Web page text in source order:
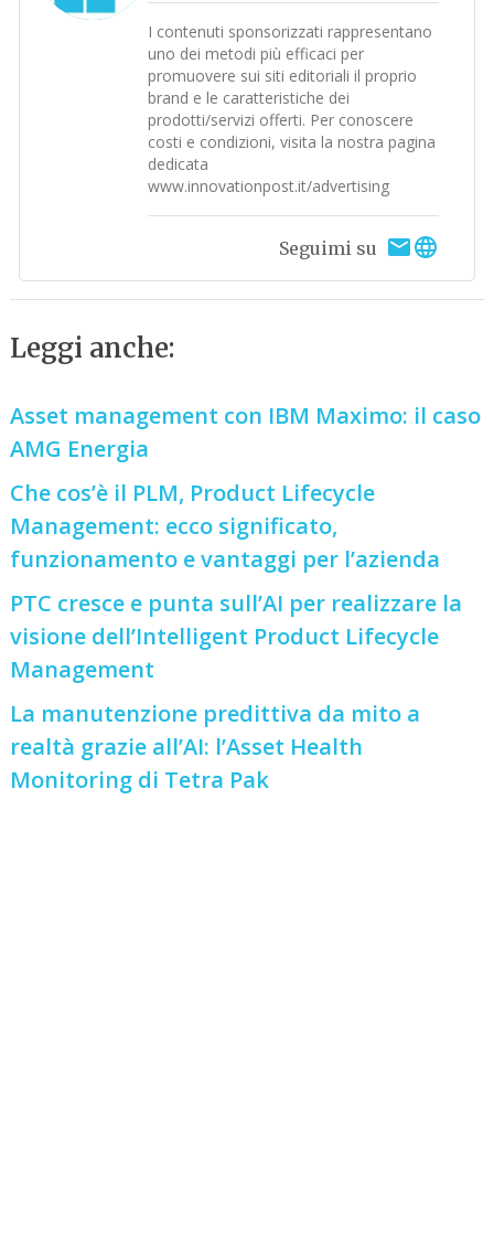
I contenuti sponsorizzati rappresentano
uno dei metodi più efficaci per
promuovere sui siti editoriali il proprio
brand e le caratteristiche dei
prodotti/servizi offerti. Per conoscere
costi e condizioni, visita la nostra pagina
dedicata
www.innovationpost.it/advertising
Seguimi su
Leggi anche:
Asset management con IBM Maximo: il caso
AMG Energia
Che cos’è il PLM, Product Lifecycle
Management: ecco significato,
funzionamento e vantaggi per l’azienda
PTC cresce e punta sull’AI per realizzare la
visione dell’Intelligent Product Lifecycle
Management
La manutenzione predittiva da mito a
realtà grazie all’AI: l’Asset Health
Monitoring di Tetra Pak